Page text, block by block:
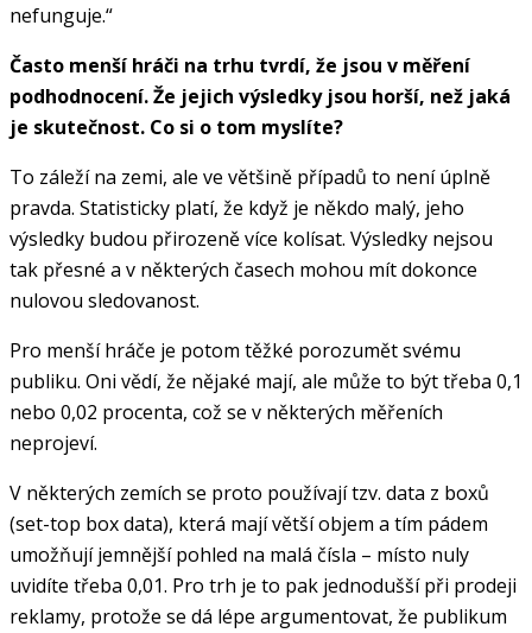
nefunguje.“
Často menší hráči na trhu tvrdí, že jsou v měření
podhodnocení. Že jejich výsledky jsou horší, než jaká
je skutečnost. Co si o tom myslíte?
To záleží na zemi, ale ve většině případů to není úplně
pravda. Statisticky platí, že když je někdo malý, jeho
výsledky budou přirozeně více kolísat. Výsledky nejsou
tak přesné a v některých časech mohou mít dokonce
nulovou sledovanost.
Pro menší hráče je potom těžké porozumět svému
publiku. Oni vědí, že nějaké mají, ale může to být třeba 0,1
nebo 0,02 procenta, což se v některých měřeních
neprojeví.
V některých zemích se proto používají tzv. data z boxů
(set-top box data), která mají větší objem a tím pádem
umožňují jemnější pohled na malá čísla – místo nuly
uvidíte třeba 0,01. Pro trh je to pak jednodušší při prodeji
reklamy, protože se dá lépe argumentovat, že publikum